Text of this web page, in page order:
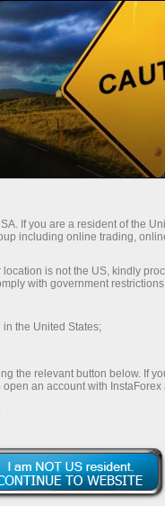
InstaForex TV
not be
If you are a resident of the
including online trading,
is not the US, kindly
with government
the United States;
the relevant button below. If
an account with InstaForex